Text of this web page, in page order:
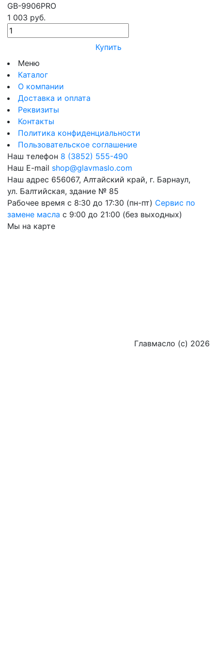
GB-9906PRO
1 003 руб.
Купить
Меню
Каталог
О компании
Доставка и оплата
Реквизиты
Контакты
Политика конфиденциальности
Пользовательское соглашение
Наш телефон 8 (3852) 555-490
Наш E-mail shop@glavmaslo.com
Наш адрес 656067, Алтайский край, г. Барнаул,
ул. Балтийская, здание № 85
Рабочее время с 8:30 до 17:30 (пн-пт) Сервис по
замене масла с 9:00 до 21:00 (без выходных)
Мы на карте
Главмасло (с) 2026